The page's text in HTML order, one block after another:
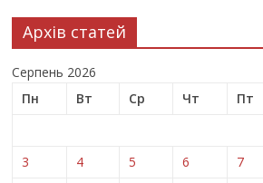
Архів статей
Серпень 2026
Пн
Вт Ср Чт Пт
3
4 5 6 7